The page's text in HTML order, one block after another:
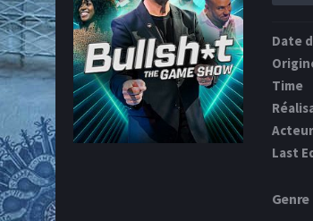
Date
Time
Last
Genre